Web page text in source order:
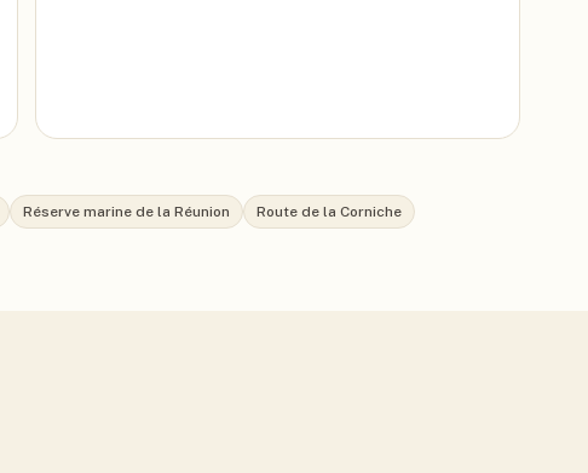
Réserve marine de la Réunion
Route de la Corniche